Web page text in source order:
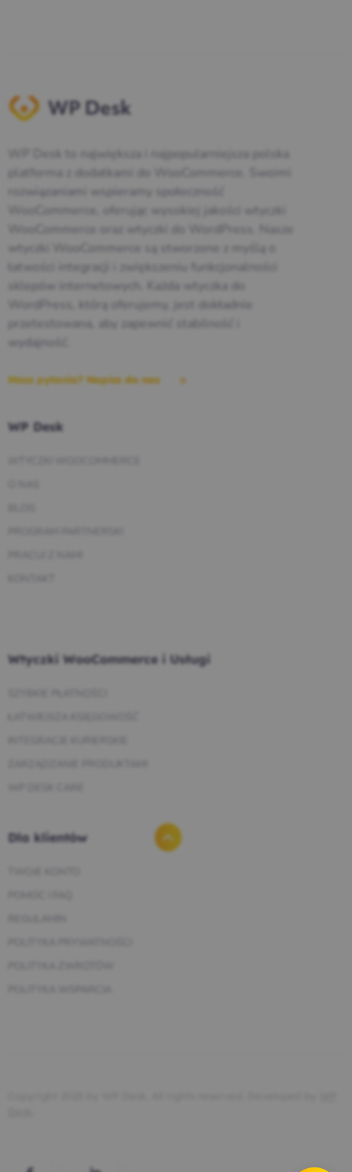
WP Desk to największa i najpopularniejsza polska
platforma z dodatkami do WooCommerce. Swoimi
rozwiązaniami wspieramy społeczność
WooCommerce, oferując wysokiej jakości wtyczki
WooCommerce oraz wtyczki do WordPress. Nasze
wtyczki WooCommerce są stworzone z myślą o
łatwości integracji i zwiększeniu funkcjonalności
sklepów internetowych. Każda wtyczka do
WordPress, którą oferujemy, jest dokładnie
przetestowana, aby zapewnić stabilność i
wydajność.
Masz pytania? Napisz do nas
WP Desk
Wtyczki WooCommerce i Usługi
Dla klientów